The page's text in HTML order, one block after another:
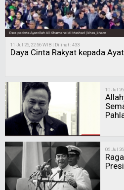
11 Jul 26, 22:56 WIB | Dilihat : 433
Daya Cinta Rakyat kepada
10 Jul
06 Jul